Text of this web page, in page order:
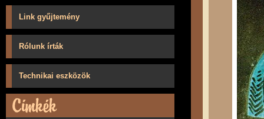
Link gyűjtemény
Rólunk írták
Technikai eszközök